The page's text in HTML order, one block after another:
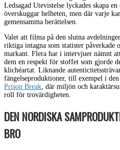
Ledsagad Utevistelse lyckades skapa
överskuggar helheten, men där varje
gemensamma berättelsen.
Valet att filma på den slutna
riktiga intagna som statister påverkade
markant. Flera har i intervjuer nämnt
dem en respekt för stoffet som gjorde
klichéartat. Liknande
fängelseproduktioner, till exempel i den
Prison Break, där miljön och
roll för trovärdigheten.
DEN NORDISKA
BRO